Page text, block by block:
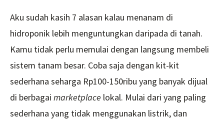
Aku sudah kasih 7 alasan kalau menanam di
hidroponik lebih menguntungkan daripada di tanah.
Kamu tidak perlu memulai dengan langsung membeli
sistem tanam besar. Coba saja dengan kit-kit
sederhana seharga Rp100-150ribu yang banyak dijual
di berbagai marketplace lokal. Mulai dari yang paling
sederhana yang tidak menggunakan listrik, dan